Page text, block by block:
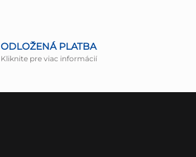
ODLOŽENÁ PLATBA
Kliknite pre viac informácií